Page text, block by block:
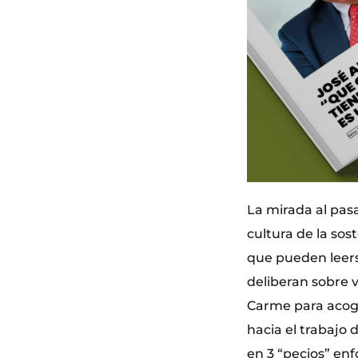
La mirada al
cultura de la
que pueden
deliberan sobre
Carme para
hacia el trabajo
en 3 “pecios”